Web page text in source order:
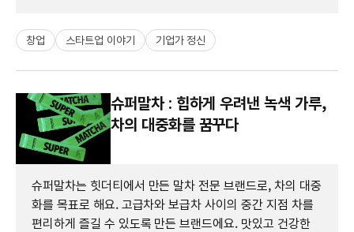
창업 스타트업 이야기 기업가 정신
슈퍼말차 : 힙하게 우려낸 녹색 가루,
차의 대중화를 꿈꾸다
슈퍼말차는 힛더티에서 만든 말차 전문 브랜드로, 차의 대중
화를 목표로 해요. 고급차와 보급차 사이의 중간 지점 차를
편리하게 즐길 수 있도록 만든 브랜드에요. 맛있고 건강한